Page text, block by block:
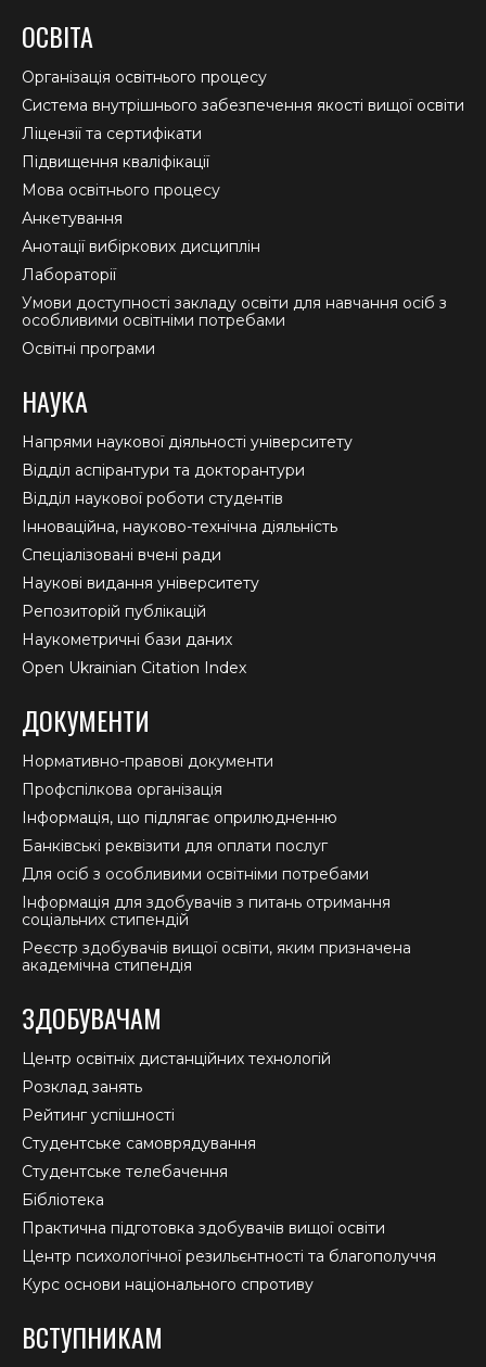
opens
in
new
window
opens
in
new
window
in
new
window
ОСВІТА
Організація освітнього процесу
Система внутрішнього забезпечення якості вищої освіти
Ліцензії та сертифікати
Підвищення кваліфікації
Мова освітнього процесу
Анкетування
Анотації вибіркових дисциплін
Лабораторії
Умови доступності закладу освіти для навчання осіб з
особливими освітніми потребами
Освітні програми
НАУКА
Напрями наукової діяльності університету
Відділ аспірантури та докторантури
Відділ наукової роботи студентів
Інноваційна, науково-технічна діяльність
Спеціалізовані вчені ради
Наукові видання університету
Репозиторій публікацій
Наукометричні бази даних
Open Ukrainian Citation Index
ДОКУМЕНТИ
Нормативно-правові документи
Профспілкова організація
Інформація, що підлягає оприлюдненню
Банківські реквізити для оплати послуг
Для осіб з особливими освітніми потребами
Інформація для здобувачів з питань отримання
соціальних стипендій
Реєстр здобувачів вищої освіти, яким призначена
академічна стипендія
ЗДОБУВАЧАМ
Центр освітніх дистанційних технологій
Розклад занять
Рейтинг успішності
Студентське самоврядування
Студентське телебачення
Бібліотека
Практична підготовка здобувачів вищої освіти
Центр психологічної резильєнтності та благополуччя
Курс основи національного спротиву
ВСТУПНИКАМ